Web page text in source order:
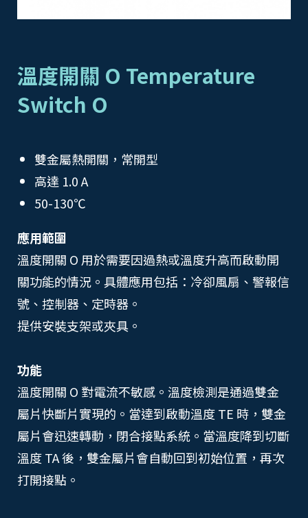
溫度開關 O Temperature
Switch O
雙金屬熱開關，常開型
高達 1.0 A
50-130℃
應用範圍
溫度開關 O 用於需要因過熱或溫度升高而啟動開
關功能的情況。具體應用包括：冷卻風扇、警報信
號、控制器、定時器。
提供安裝支架或夾具。
功能
溫度開關 O 對電流不敏感。溫度檢測是通過雙金
屬片快斷片實現的。當達到啟動溫度 TE 時，雙金
屬片會迅速轉動，閉合接點系統。當溫度降到切斷
溫度 TA 後，雙金屬片會自動回到初始位置，再次
打開接點。